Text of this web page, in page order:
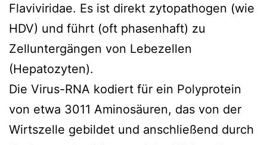
Flaviviridae. Es ist direkt zytopathogen (wie
HDV) und führt (oft phasenhaft) zu
Zelluntergängen von Lebezellen
(Hepatozyten).
Die Virus-RNA kodiert für ein Polyprotein
von etwa 3011 Aminosäuren, das von der
Wirtszelle gebildet und anschließend durch